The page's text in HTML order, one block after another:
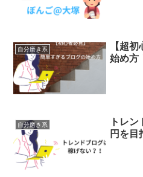
自分磨き系
【超
始め方
自分磨き系
トレ
円を目